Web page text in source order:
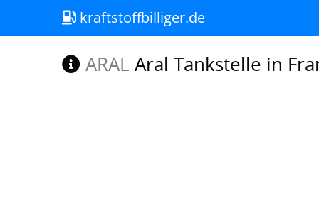
kraftstoffbilliger.de
ARAL Aral Tankstelle in